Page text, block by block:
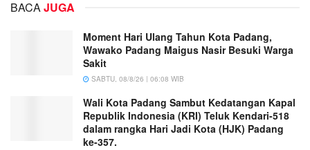
BACAJUGA
Moment Hari Ulang Tahun Kota Padang,
Wawako Padang Maigus Nasir Besuki Warga
Sakit
SABTU, 08/8/26 | 06:08 WIB
Wali Kota Padang Sambut Kedatangan Kapal
Republik Indonesia (KRI) Teluk Kendari-518
dalam rangka Hari Jadi Kota (HJK) Padang
ke-357.